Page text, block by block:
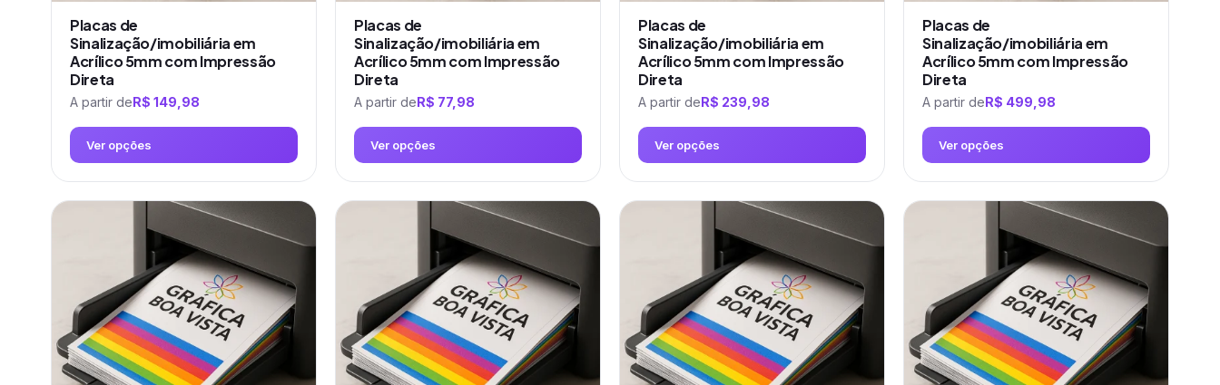
produto
produto
produto
produto
Placas de
Sinalização/imobiliária em
Acrílico 5mm com Impressão
Direta
A partir deR$ 149,98
Ver opções
produto
variantes.
opções
podem
ser
Placas de
Sinalização/imobiliária em
Acrílico 5mm com Impressão
Direta
A partir deR$ 77,98
Ver opções
produto
variantes.
opções
podem
ser
Placas de
Sinalização/imobiliária em
Acrílico 5mm com Impressão
Direta
A partir deR$ 239,98
Ver opções
produto
variantes.
opções
podem
ser
Placas de
Sinalização/imobiliária em
Acrílico 5mm com Impressão
Direta
A partir deR$ 499,98
Ver opções
produto
variantes.
opções
podem
ser